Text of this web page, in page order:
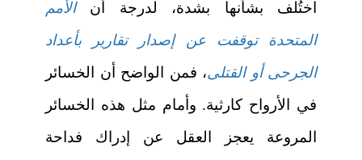
اختُلف بشأنها بشدة، لدرجة أنالأمم
المتحدة توقفت عن إصدار تقارير بأعداد
الجرحى أو القتلى، فمن الواضح أن الخسائر
في الأرواح كارثية. وأمام مثل هذه الخسائر
المروعة يعجز العقل عن إدراك فداحة